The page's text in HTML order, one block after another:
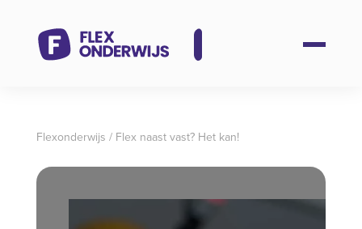
Flexonderwijs / Flex naast vast? Het kan!